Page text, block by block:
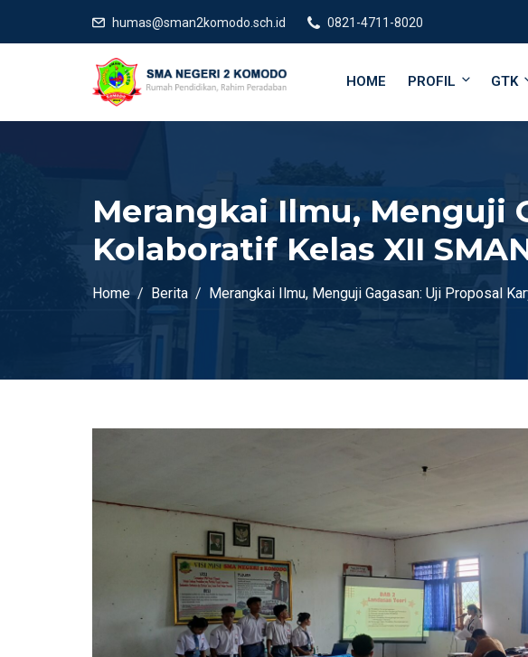
humas@sman2komodo.sch.id 0821-4711-8020
HOME PROFIL GTK
Merangkai Ilmu, Menguji
Kolaboratif Kelas XII
Home Berita Merangkai Ilmu, Menguji Gagasan: Uji Proposal